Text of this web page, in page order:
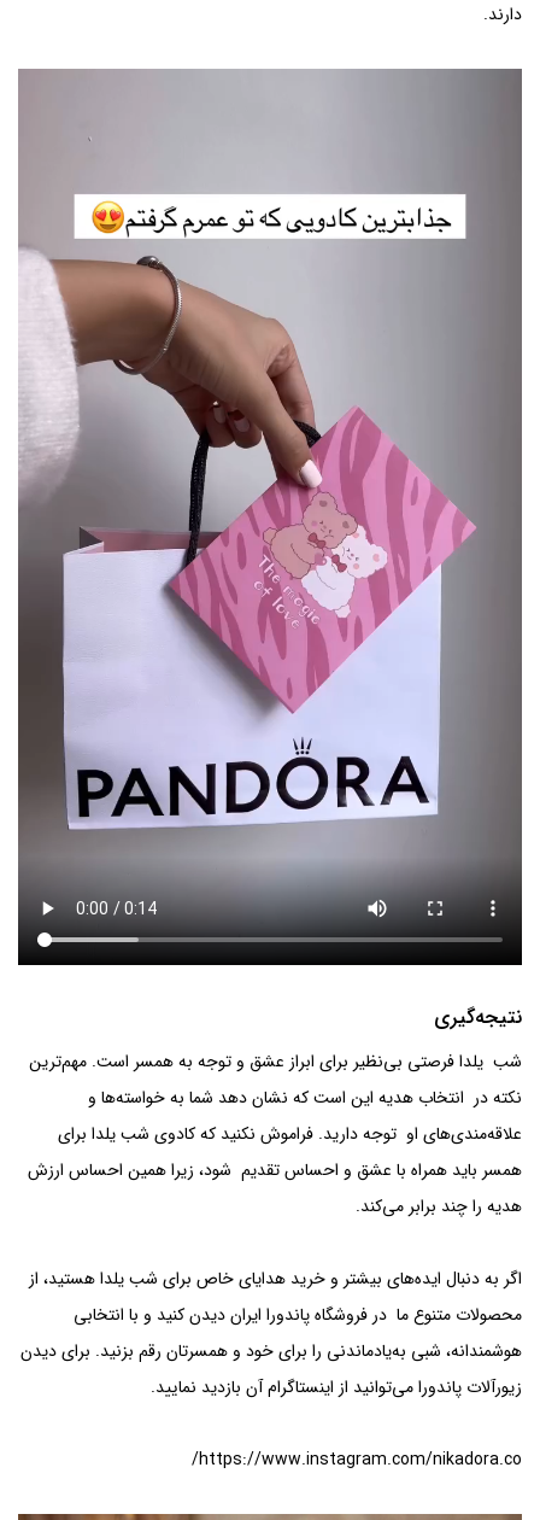
دارند.
نتیجه‌گیری
شب یلدا فرصتی بی‌نظیر برای ابراز عشق و توجه به همسر است. مهم‌ترین
نکته در انتخاب هدیه این است که نشان دهد شما به خواسته‌ها و
علاقه‌مندی‌های او توجه دارید. فراموش نکنید که کادوی شب یلدا برای
همسر باید همراه با عشق و احساس تقدیم شود، زیرا همین احساس ارزش
هدیه را چند برابر می‌کند.
اگر به دنبال ایده‌های بیشتر و خرید هدایای خاص برای شب یلدا هستید، از
محصولات متنوع ما در فروشگاه پاندورا ایران دیدن کنید و با انتخابی
هوشمندانه، شبی به‌یادماندنی را برای خود و همسرتان رقم بزنید. برای دیدن
زیورآلات پاندورا می‌توانید از اینستاگرام آن بازدید نمایید.
https://www.instagram.com/nikadora.co/